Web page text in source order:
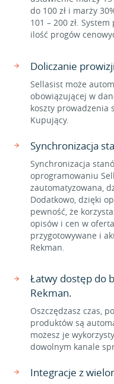
do 100 zł i marży
101 – 200 zł.
ilość progów
Doliczanie
Sellasist może
obowiązującej w
koszty prowadzenia
Kupujący.
Synchronizacja
Synchronizacja
oprogramowaniu
zautomatyzowana,
Dodatkowo, dzięki
pewność, że
opisów i cen w
przygotowywane i
Rekman.
Łatwy dostęp do
Rekman.
Oszczędzasz czas,
produktów są
możesz je
dowolnym kanale
Integracje z